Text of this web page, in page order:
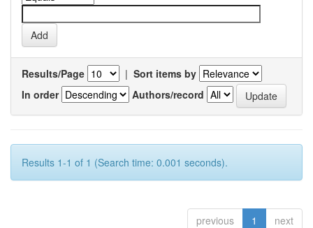
Results/Page | Sort items by
In order
Authors/record
Results 1-1 of 1 (Search time: 0.001 seconds).
previous 1 next